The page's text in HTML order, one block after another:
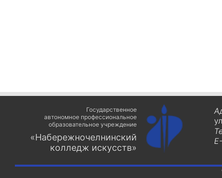
Государственное
автономное профессиональное
образовательное учреждение
«Набережночелнинский
колледж искусств»